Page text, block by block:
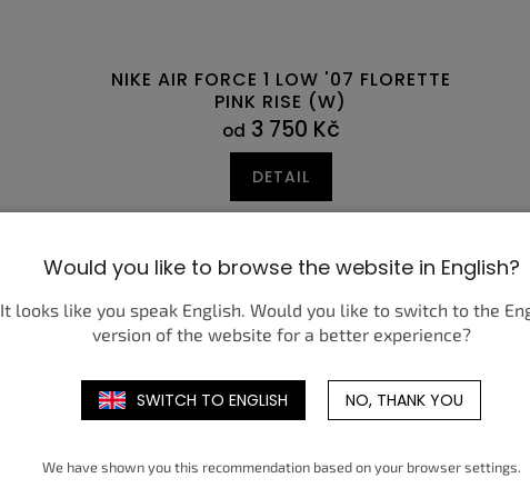
NIKE AIR FORCE 1 LOW '07 FLORETTE
PINK RISE (W)
od 3 750 Kč
DETAIL
Would you like to browse the website in English?
It looks like you speak English. Would you like to switch to the
version of the website for a better experience?
SWITCH TO ENGLISH NO, THANK YOU
We have shown you this recommendation based on your browser settings.